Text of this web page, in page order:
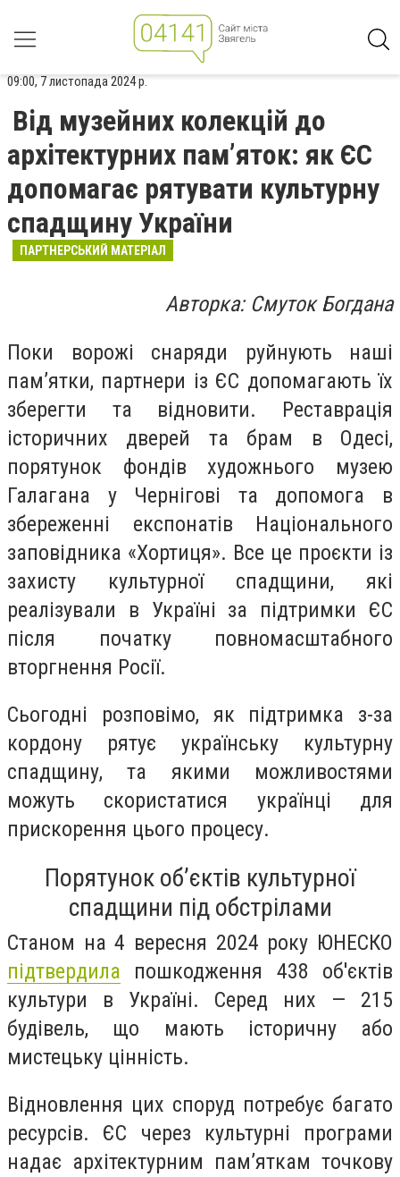
09:00, 7 листопада 2024 р.
Від музейних колекцій до
архітектурних памʼяток: як ЄС
допомагає рятувати культурну
спадщину України
ПАРТНЕРСЬКИЙ МАТЕРІАЛ
Авторка: Смуток Богдана
Поки ворожі снаряди руйнують наші
памʼятки, партнери із ЄС допомагають їх
зберегти та відновити. Реставрація
історичних дверей та брам в Одесі,
порятунок фондів художнього музею
Галагана у Чернігові та допомога в
збереженні експонатів Національного
заповідника «Хортиця». Все це проєкти із
захисту культурної спадщини, які
реалізували в Україні за підтримки ЄС
після початку повномасштабного
вторгнення Росії.
Сьогодні розповімо, як підтримка з-за
кордону рятує українську культурну
спадщину, та якими можливостями
можуть скористатися українці для
прискорення цього процесу.
Порятунок обʼєктів культурної
спадщини під обстрілами
Станом на 4 вересня 2024 року ЮНЕСКО
підтвердила пошкодження 438 об'єктів
культури в Україні. Серед них — 215
будівель, що мають історичну або
мистецьку цінність.
Відновлення цих споруд потребує багато
ресурсів. ЄС через культурні програми
надає архітектурним памʼяткам точкову